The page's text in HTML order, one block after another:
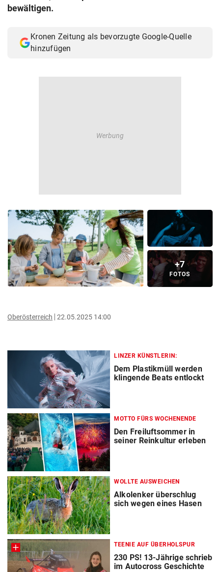
bewältigen.
Kronen Zeitung als bevorzugte Google-Quelle
hinzufügen
+7
FOTOS
Oberösterreich 22.05.2025 14:00
LINZER KÜNSTLERIN:
Dem Plastikmüll werden
klingende Beats entlockt
MOTTO FÜRS WOCHENENDE
Den Freiluftsommer in
seiner Reinkultur erleben
WOLLTE AUSWEICHEN
Alkolenker überschlug
sich wegen eines Hasen
TEENIE AUF ÜBERHOLSPUR
230 PS! 13-Jährige schrieb
im Autocross Geschichte